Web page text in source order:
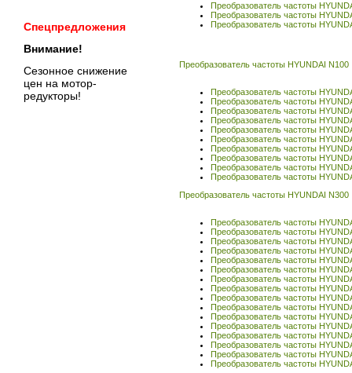
Спецпредложения
Внимание!
Сезонное снижение
цен на мотор-
редукторы!
Преобразователь частоты
Преобразователь частоты
Преобразователь частоты
Преобразователь частоты HYUNDAI N100
Преобразователь частоты
Преобразователь частоты
Преобразователь частоты
Преобразователь частоты
Преобразователь частоты
Преобразователь частоты
Преобразователь частоты
Преобразователь частоты
Преобразователь частоты
Преобразователь частоты
Преобразователь частоты HYUNDAI N300
Преобразователь частоты
Преобразователь частоты
Преобразователь частоты
Преобразователь частоты
Преобразователь частоты
Преобразователь частоты
Преобразователь частоты
Преобразователь частоты
Преобразователь частоты
Преобразователь частоты
Преобразователь частоты
Преобразователь частоты
Преобразователь частоты
Преобразователь частоты
Преобразователь частоты
Преобразователь частоты